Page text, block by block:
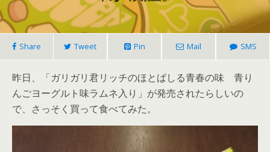
Share Tweet Pin Mail SMS
昨日、「ガリガリ君リッチのほとばしる青春の味 青り
んごヨーグルト味ラムネ入り」が発売されたらしいの
で、さっそく買って食べてみた。